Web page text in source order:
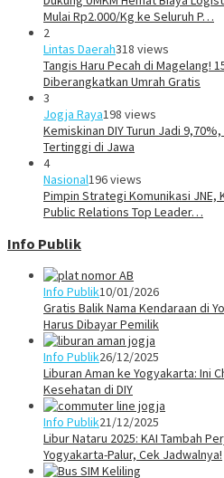
Mulai Rp2.000/Kg ke Seluruh P…
2
Lintas Daerah318 views
Tangis Haru Pecah di Magelang!
Diberangkatkan Umrah Gratis
3
Jogja Raya198 views
Kemiskinan DIY Turun Jadi
Tertinggi di Jawa
4
Nasional196 views
Pimpin Strategi Komunikasi JNE,
Public Relations Top Leader…
Info Publik
Info Publik10/01/2026
Gratis Balik Nama Kendaraan di
Harus Dibayar Pemilik
Info Publik26/12/2025
Liburan Aman ke Yogyakarta: Ini
Kesehatan di DIY
Info Publik21/12/2025
Libur Nataru 2025: KAI Tambah
Yogyakarta-Palur, Cek Jadwalnya!